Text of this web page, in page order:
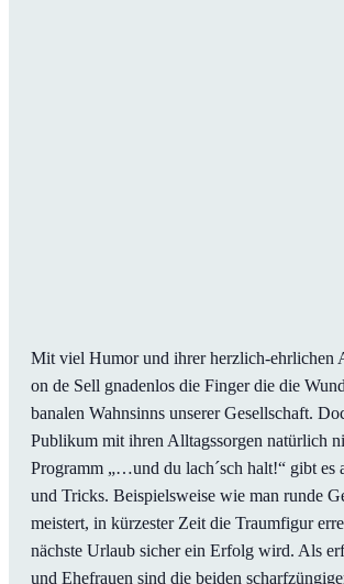
Mit viel Humor und ihrer herzlich-ehrlichen
on de Sell gnadenlos die Finger die die
banalen Wahnsinns unserer Gesellschaft.
Publikum mit ihren Alltagssorgen natürlich
Programm „…und du lach´sch halt!“ gibt es
und Tricks. Beispielsweise wie man runde
meistert, in kürzester Zeit die Traumfigur
nächste Urlaub sicher ein Erfolg wird. Als
und Ehefrauen sind die beiden